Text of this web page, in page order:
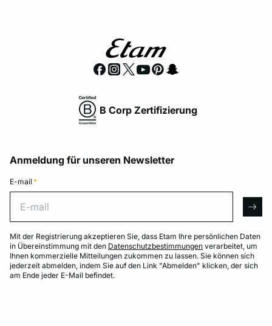
B Corp Zertifizierung
Anmeldung für unseren Newsletter
E-mail *
Mit der Registrierung akzeptieren Sie, dass Etam Ihre persönlichen Daten
in Übereinstimmung mit den Datenschutzbestimmungen verarbeitet, um
Ihnen kommerzielle Mitteilungen zukommen zu lassen. Sie können sich
jederzeit abmelden, indem Sie auf den Link "Abmelden" klicken, der sich
am Ende jeder E-Mail befindet.